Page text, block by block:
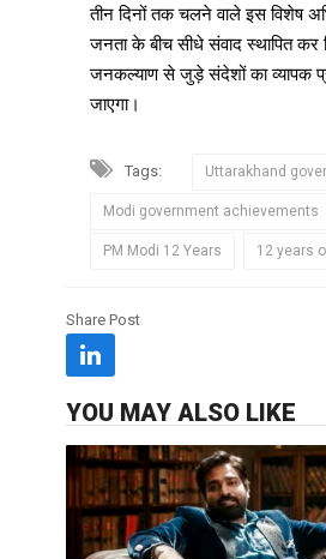
तीन दिनों तक चलने वाले इस विशेष
जनता के बीच सीधे संवाद स्थापित
जनकल्याण से जुड़े संदेशों का व्यापक
जाएगा।
Tags: Uttarakhand
Modi government achievements
PM Modi 12 Years 12 years
Share Post
YOU MAY ALSO LIKE